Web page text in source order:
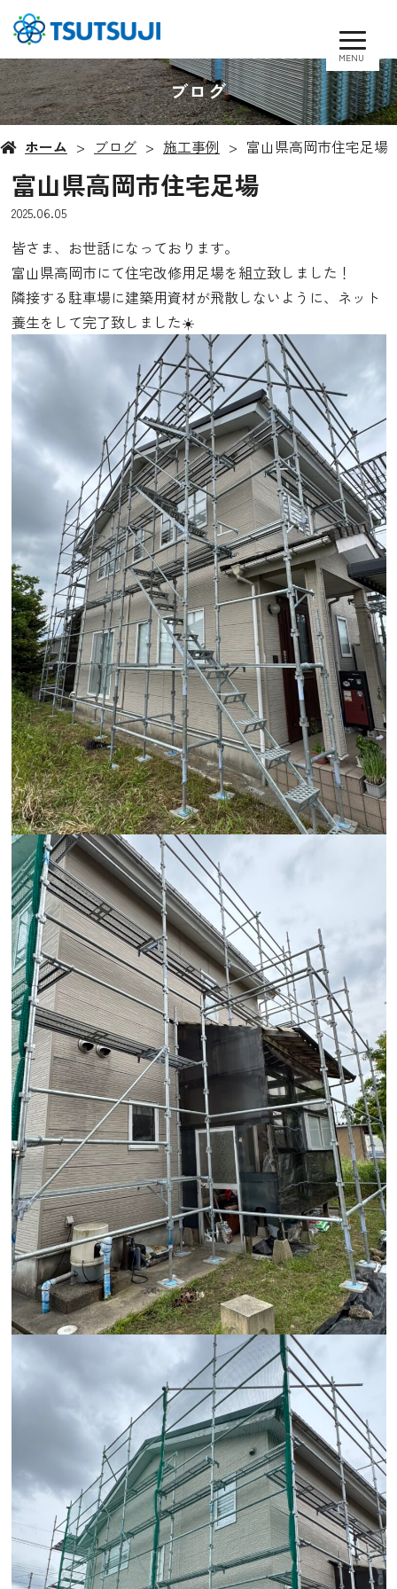
MENU
ブログ
ホーム ブログ 施工事例 富山県高岡市住宅足場
富山県高岡市住宅足場
2025.06.05
皆さま、お世話になっております。
富山県高岡市にて住宅改修用足場を組立致しました！
隣接する駐車場に建築用資材が飛散しないように、ネット
養生をして完了致しました☀️